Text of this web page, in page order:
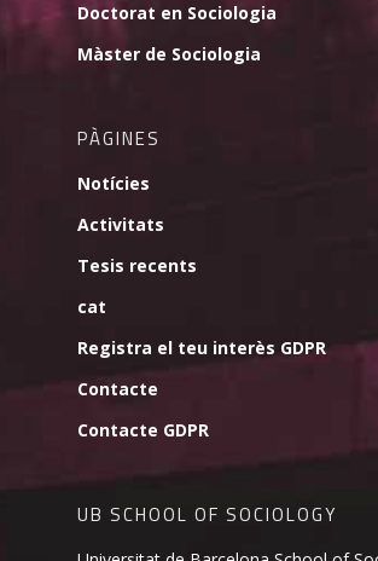
Doctorat en Sociologia
Màster de Sociologia
PÀGINES
Notícies
Activitats
Tesis recents
cat
Registra el teu interès GDPR
Contacte
Contacte GDPR
UB SCHOOL OF SOCIOLOGY